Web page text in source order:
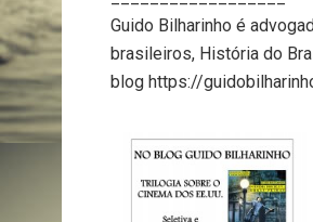
Guido Bilharinho é
brasileiros, História do
blog https://